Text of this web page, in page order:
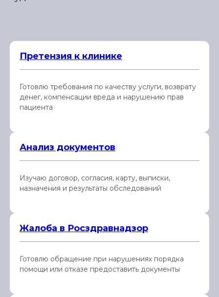
Претензия к клинике
Готовлю требования по качеству услуги, возврату
денег, компенсации вреда и нарушению прав
пациента
Анализ документов
Изучаю договор, согласия, карту, выписки,
назначения и результаты обследований
Жалоба в Росздравнадзор
Готовлю обращение при нарушениях порядка
помощи или отказе предоставить документы